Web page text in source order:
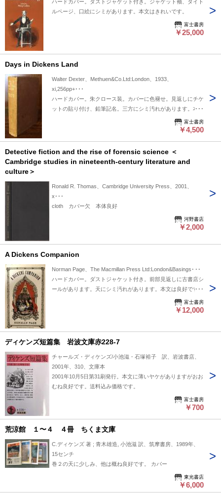
ハードカバー。ダストジャケット付き。ジャケット袖、タイト
ルページ、口絵にシミがあります。本文はきれいです。
富士書房
￥25,000
Days in Dickens Land
Walter Dexter、Methuen&Co.Ltd:London、1933、
xi,256pp+･･･
ハードカバー。朱クロース装。カバーに色褪せ。見返しにチケ
ットの貼り付け、鉛筆記名。三方にシミ汚れがあります。本文
全体的にシミ汚れがあります。文字は明瞭なので読むのには問
富士書房
￥4,500
Detective fiction and the rise of forensic science ＜
Cambridge studies in nineteenth-century literature and
culture＞
Ronald R. Thomas、Cambridge University Press、2001、
x･･･
cloth カバー欠 本体良好
河野書店
￥2,000
A Dickens Companion
Norman Page、The Macmillan Press Ltd:London&Basings･･･
ハードカバー。ダストジャケット付き。前部見返しに古書店シ
ールがあります。天にシミ汚れがあります。本文は良好です。
富士書房
￥12,000
ディケンズ短篇集 岩波文庫赤228-7
チャールズ・ディケンズ/小池滋・石塚裕子 訳、岩波書店、
2001年、310、文庫本
2001年10月5日第31刷発行。本文に薄いヤケがありますがおお
むね良好です。送料込み価格です。
富士書房
￥700
荒涼館 １〜４ ４冊 ちくま文庫
C.ディケンズ 著 ; 青木雄造, 小池滋 訳、筑摩書房、1989年、
15センチ
巻２の天に少しみ、他は概ね良好です。 カバー
東光書店
￥6,000